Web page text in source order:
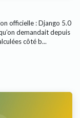
officielle : Django 5.0
demandait depuis
côté b...